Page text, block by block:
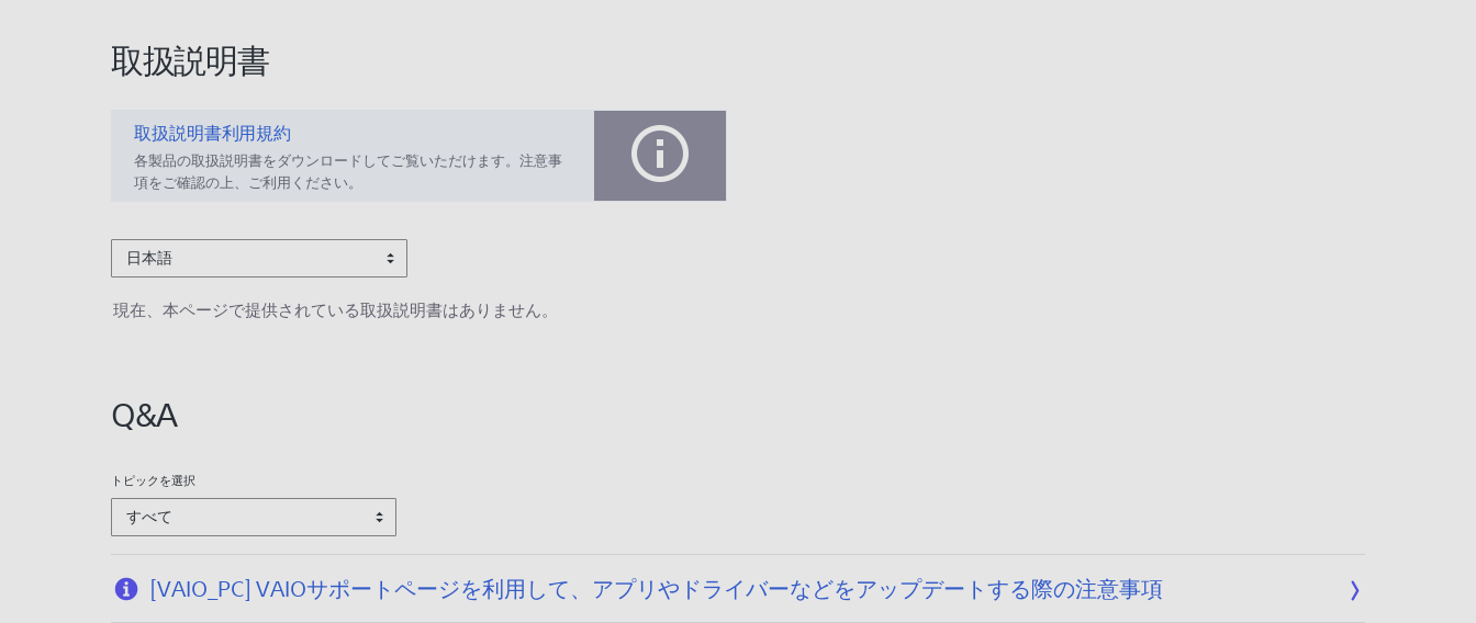
取扱説明書
取扱説明書利用規約
各製品の取扱説明書をダウンロードしてご覧いただけます。注意事
項をご確認の上、ご利用ください。
日本語
現在、本ページで提供されている取扱説明書はありません。
Q&A
トピックを選択
すべて
[VAIO_PC] VAIOサポートページを利用して、アプリやドライバーなどをアップデートする際の注意事項